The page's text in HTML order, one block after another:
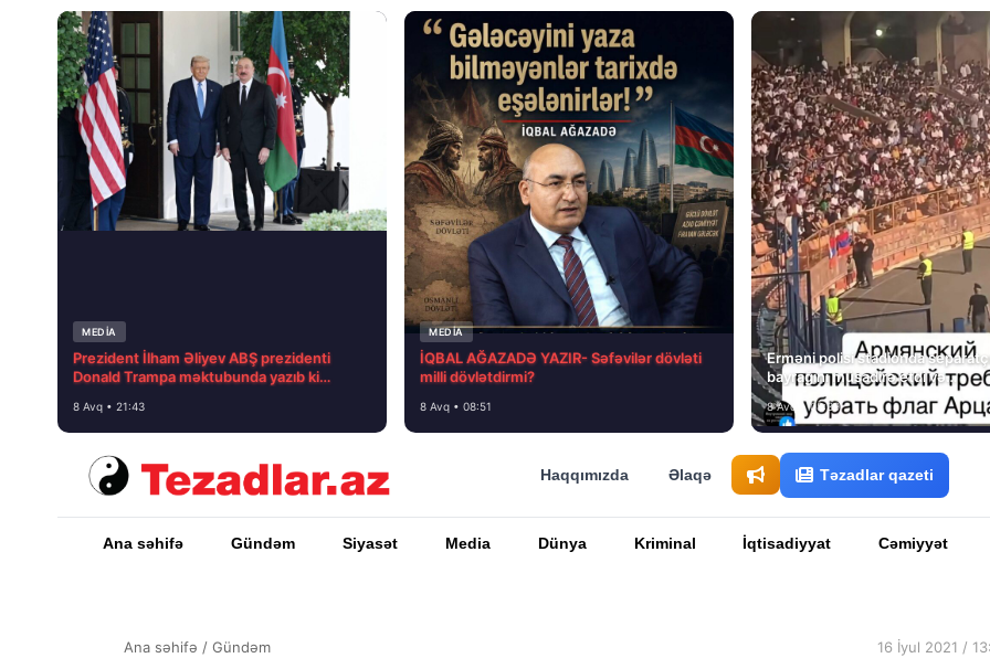
MEDİA
Prezident İlham Əliyev ABŞ prezidenti
Donald Trampa məktubunda yazıb ki…
8 Avq • 21:43
MEDİA
İQBAL AĞAZADƏ YAZIR- Səfəvilər dövləti
milli dövlətdirmi?
8 Avq • 08:51
Erməni polisi stadionda separatçı
bayrağını müsadirə etdi və…
8 Avq • 08:39
Haqqımızda Əlaqə Təzadlar qazeti
Ana səhifə Gündəm Siyasət Media Dünya Kriminal İqtisadiyyat Cəmiyyət
Ana səhifə / Gündəm 16 İyul 2021 /